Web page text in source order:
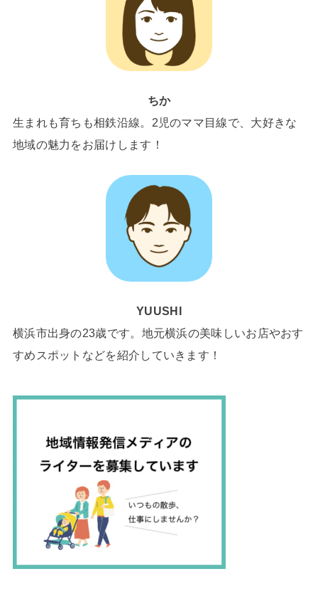
ちか
生まれも育ちも相鉄沿線。2児のママ目線で、大好きな
地域の魅力をお届けします！
YUUSHI
横浜市出身の23歳です。地元横浜の美味しいお店やおす
すめスポットなどを紹介していきます！